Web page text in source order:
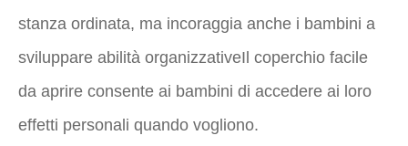
stanza ordinata, ma incoraggia anche i bambini a
sviluppare abilità organizzativeIl coperchio facile
da aprire consente ai bambini di accedere ai loro
effetti personali quando vogliono.